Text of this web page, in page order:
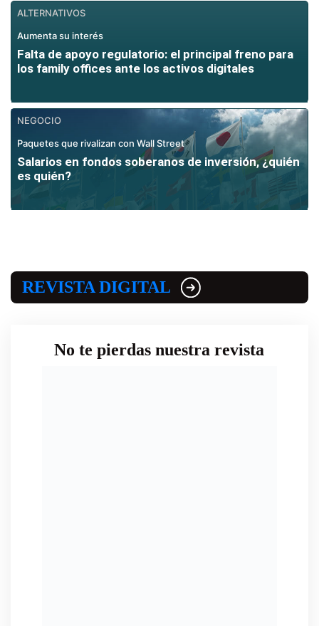
ALTERNATIVOS
Aumenta su interés
Falta de apoyo regulatorio: el principal freno para
los family offices ante los activos digitales
NEGOCIO
Paquetes que rivalizan con Wall Street
Salarios en fondos soberanos de inversión, ¿quién
es quién?
REVISTA DIGITAL
No te pierdas nuestra revista